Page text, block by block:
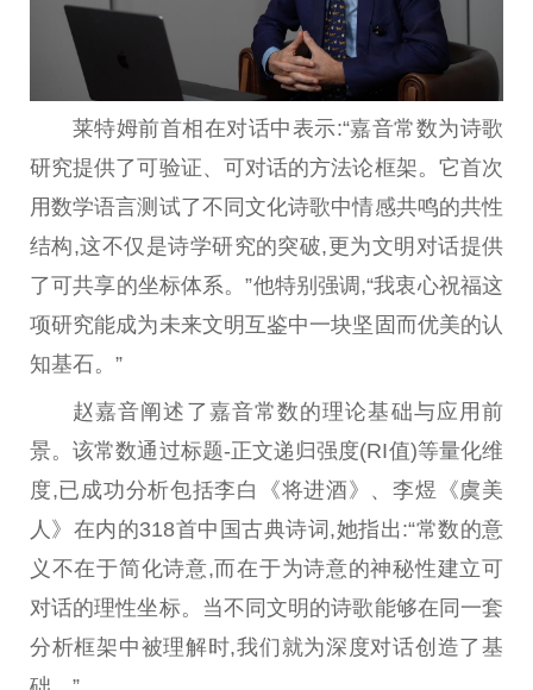
莱特姆前首相在对话中表示:“嘉音常数为诗歌
研究提供了可验证、可对话的方法论框架。它首次
用数学语言测试了不同文化诗歌中情感共鸣的共性
结构,这不仅是诗学研究的突破,更为文明对话提供
了可共享的坐标体系。”他特别强调,“我衷心祝福这
项研究能成为未来文明互鉴中一块坚固而优美的认
知基石。”
赵嘉音阐述了嘉音常数的理论基础与应用前
景。该常数通过标题-正文递归强度(RI值)等量化维
度,已成功分析包括李白《将进酒》、李煜《虞美
人》在内的318首中国古典诗词,她指出:“常数的意
义不在于简化诗意,而在于为诗意的神秘性建立可
对话的理性坐标。当不同文明的诗歌能够在同一套
分析框架中被理解时,我们就为深度对话创造了基